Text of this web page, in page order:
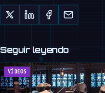
Seguir leyendo
VÍDEOS